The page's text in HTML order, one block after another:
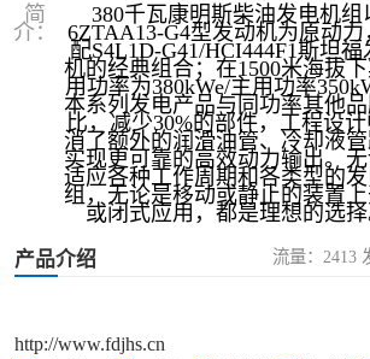
简
介：
380千瓦康明斯柴油发电机组
6ZTAA13-G4型发动机为原动力
配S4L1D-G41/HCI444F1斯坦福
机的经典组合；在1500米海拔
用功率为380kWe/主用功率
本系列发电产品与同功率其他
比，减少30%的部件，工程设
消了额外的润滑油管、冷却液
实现更可靠的高效动力输出。
适应各种工作周期和各类型的
组，无论是移动或静止的装置
或闭式应用，都是理想的选择
产品介绍 流量：2413
http://www.fdjhs.cn